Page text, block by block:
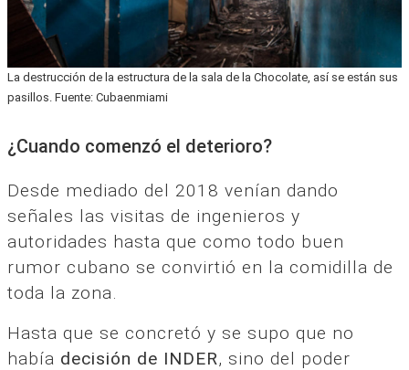
La destrucción de la estructura de la sala de la Chocolate, así se están sus
pasillos. Fuente: Cubaenmiami
¿Cuando comenzó el deterioro?
Desde mediado del 2018 venían dando
señales las visitas de ingenieros y
autoridades hasta que como todo buen
rumor cubano se convirtió en la comidilla de
toda la zona.
Hasta que se concretó y se supo que no
había decisión de INDER, sino del poder